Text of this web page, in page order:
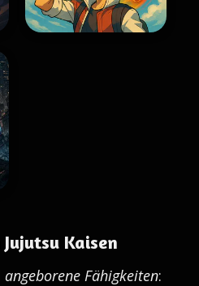
Kaisen
angeborene Fähigkeiten: